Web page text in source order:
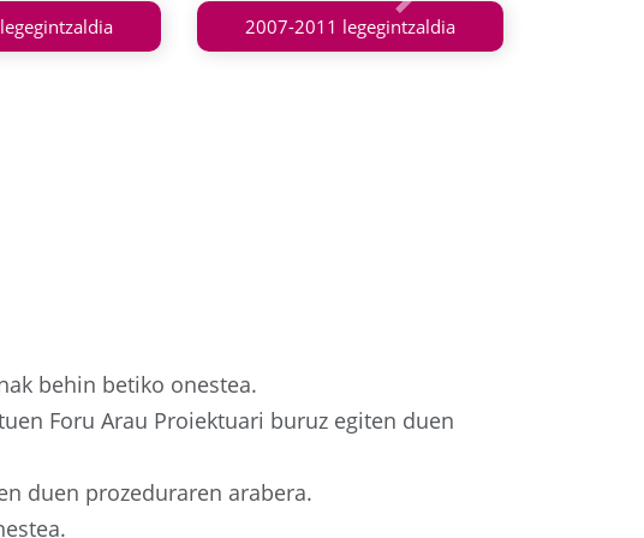
Hurrengoa
2007-2011 legegintzaldia
behin betiko onestea.
Foru Arau Proiektuari buruz egiten duen
duen prozeduraren arabera.